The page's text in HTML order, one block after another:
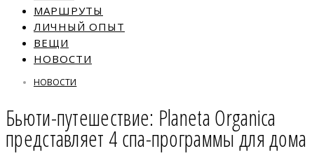
МАРШРУТЫ
ЛИЧНЫЙ ОПЫТ
ВЕЩИ
НОВОСТИ
НОВОСТИ
Бьюти-путешествие: Planeta Organica
представляет 4 спа-программы для дома